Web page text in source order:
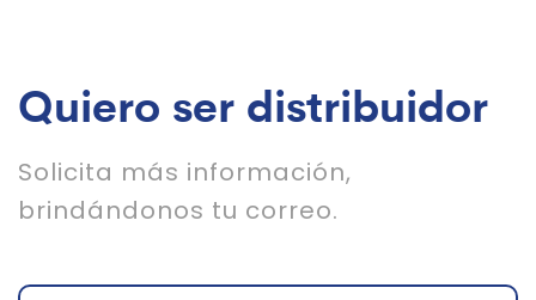
Quiero ser distribuidor
Solicita más información,
brindándonos tu correo.